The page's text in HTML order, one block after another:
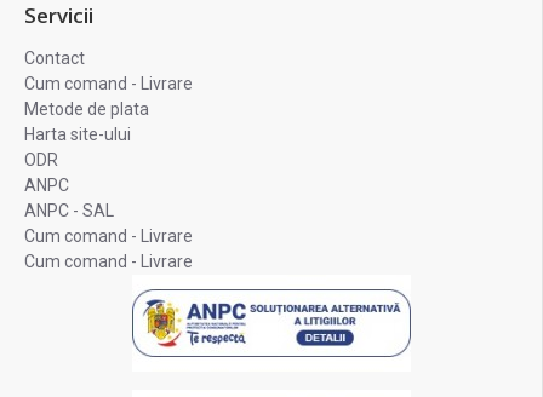
Servicii
Contact
Cum comand - Livrare
Metode de plata
Harta site-ului
ODR
ANPC
ANPC - SAL
Cum comand - Livrare
Cum comand - Livrare